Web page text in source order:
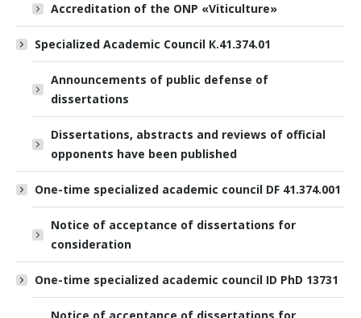
Accreditation of the ONP «Viticulture»
Specialized Academic Council К.41.374.01
Announcements of public defense of
dissertations
Dissertations, abstracts and reviews of official
opponents have been published
One-time specialized academic council DF 41.374.001
Notice of acceptance of dissertations for
consideration
One-time specialized academic council ID PhD 13731